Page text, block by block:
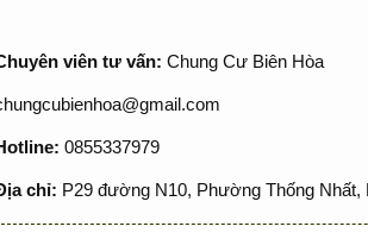
viên tư vấn: Chung Cư Biên Hòa
0855337979
chỉ: P29 đường N10, Phường Thống Nhất,